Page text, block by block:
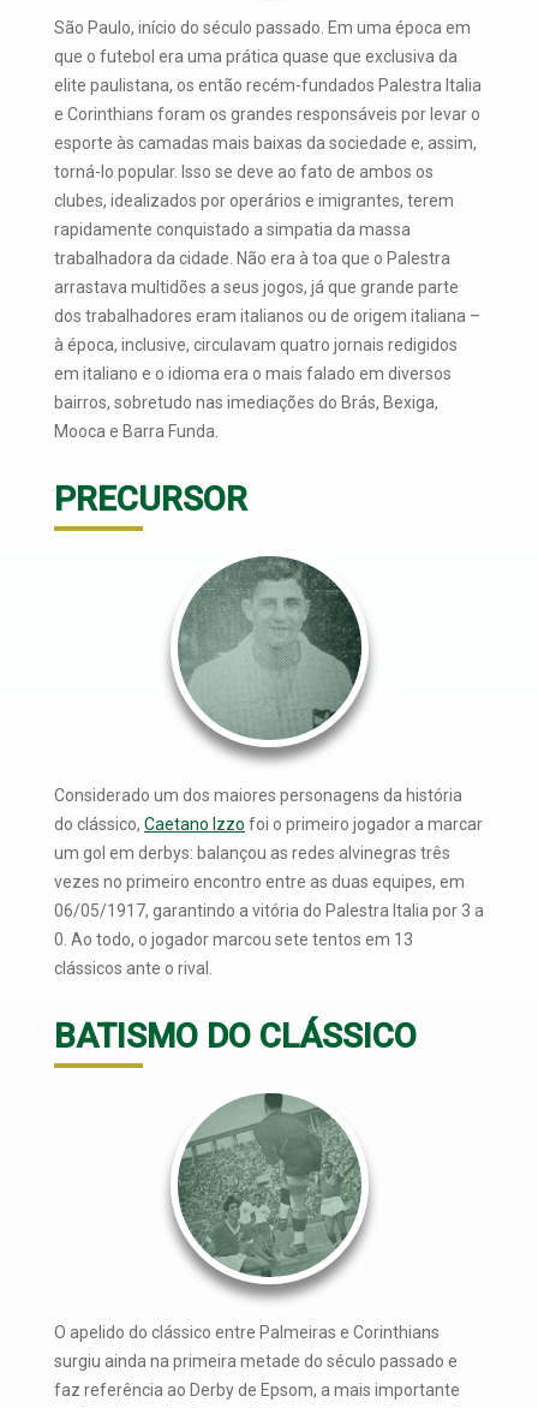
São Paulo, início do século passado. Em uma época em
que o futebol era uma prática quase que exclusiva da
elite paulistana, os então recém-fundados Palestra Italia
e Corinthians foram os grandes responsáveis por levar o
esporte às camadas mais baixas da sociedade e, assim,
torná-lo popular. Isso se deve ao fato de ambos os
clubes, idealizados por operários e imigrantes, terem
rapidamente conquistado a simpatia da massa
trabalhadora da cidade. Não era à toa que o Palestra
arrastava multidões a seus jogos, já que grande parte
dos trabalhadores eram italianos ou de origem italiana –
à época, inclusive, circulavam quatro jornais redigidos
em italiano e o idioma era o mais falado em diversos
bairros, sobretudo nas imediações do Brás, Bexiga,
Mooca e Barra Funda.
PRECURSOR
Considerado um dos maiores personagens da história
do clássico, Caetano Izzo foi o primeiro jogador a marcar
um gol em derbys: balançou as redes alvinegras três
vezes no primeiro encontro entre as duas equipes, em
06/05/1917, garantindo a vitória do Palestra Italia por 3 a
0. Ao todo, o jogador marcou sete tentos em 13
clássicos ante o rival.
BATISMO DO CLÁSSICO
O apelido do clássico entre Palmeiras e Corinthians
surgiu ainda na primeira metade do século passado e
faz referência ao Derby de Epsom, a mais importante